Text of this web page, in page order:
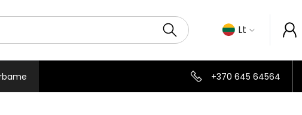
Lt
+370 645 64564